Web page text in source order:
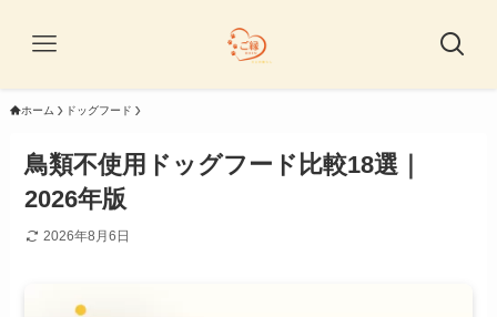
ホーム ドッグフード
鳥類不使用ドッグフード比較18選｜
2026年版
2026年8月6日